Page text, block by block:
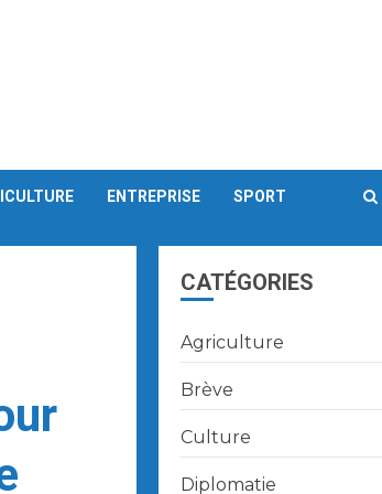
ENTREPRISE SPORT
CATÉGORIES
Agriculture
Brève
Culture
Diplomatie